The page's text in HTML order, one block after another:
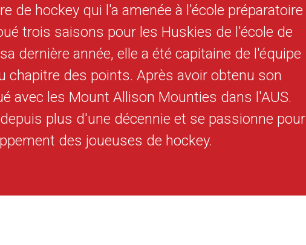
de hockey qui l'a amenée à l'école préparatoire
trois saisons pour les Huskies de l'école de
dernière année, elle a été capitaine de l'équipe
chapitre des points. Après avoir obtenu son
avec les Mount Allison Mounties dans l'AUS.
plus d'une décennie et se passionne pour
des joueuses de hockey.